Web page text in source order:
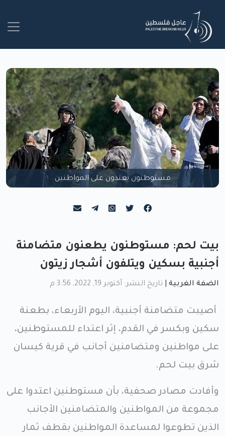
مستوطنون يعتدون على المواطنين
بيت لحم: مستوطنون يطعنون متضامنة
أجنبية بسكين ويتلفون أشجار زيتون
الضفة الغربية تاريخ النشر: أكتوبر 19, 2022, 3:56 م
أصيبت متضامنة أجنبية، اليوم الأربعاء، بطعنة
سكين وبكسر في القدم، إثر اعتداء للمستوطنين،
على مواطنين ومتضامنين أجانب في قرية كيسان
شرق بيت لحم.
وأفادت مصادر صحفية، بأن مستوطنين اعتدوا على
مجموعة من المواطنين والمتضامنين الأجانب
الذين تطوعوا لمساعدة المواطنين بقطف ثمار